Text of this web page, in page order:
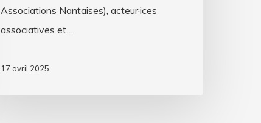
Associations Nantaises), acteur·ices
associatives et…
17 avril 2025